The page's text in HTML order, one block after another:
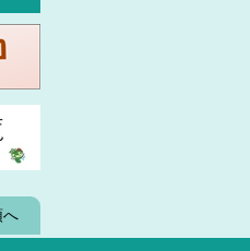
へ